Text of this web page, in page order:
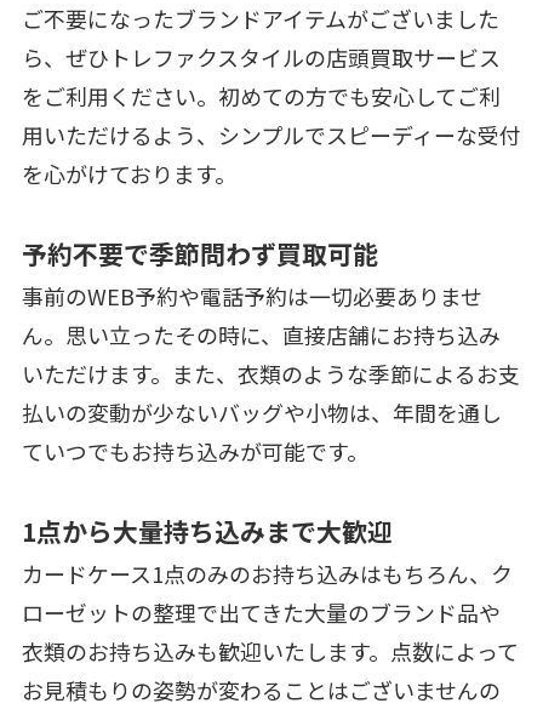
ご不要になったブランドアイテムがございました
ら、ぜひトレファクスタイルの店頭買取サービス
をご利用ください。初めての方でも安心してご利
用いただけるよう、シンプルでスピーディーな受付
を心がけております。
予約不要で季節問わず買取可能
事前のWEB予約や電話予約は一切必要ありませ
ん。思い立ったその時に、直接店舗にお持ち込み
いただけます。また、衣類のような季節によるお支
払いの変動が少ないバッグや小物は、年間を通し
ていつでもお持ち込みが可能です。
1点から大量持ち込みまで大歓迎
カードケース1点のみのお持ち込みはもちろん、ク
ローゼットの整理で出てきた大量のブランド品や
衣類のお持ち込みも歓迎いたします。点数によって
お見積もりの姿勢が変わることはございませんの